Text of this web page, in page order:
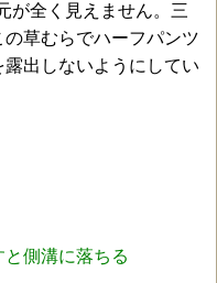
が全く見えません。三
草むらでハーフパンツ
出しないようにしてい
側溝に落ちる